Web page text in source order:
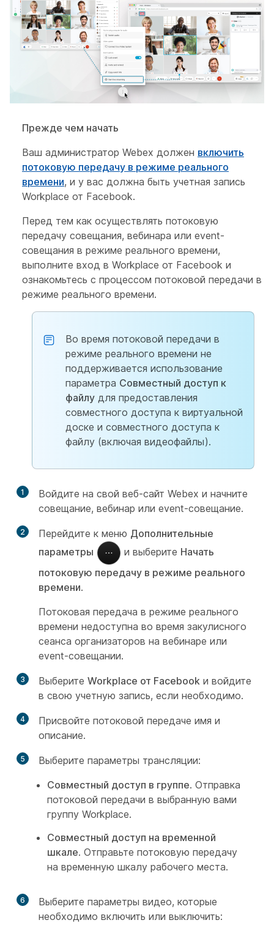
Прежде чем начать
Ваш администратор Webex должен включить
потоковую передачу в режиме реального
времени, и у вас должна быть учетная запись
Workplace от Facebook.
Перед тем как осуществлять потоковую
передачу совещания, вебинара или event-
совещания в режиме реального времени,
выполните вход в Workplace от Facebook и
ознакомьтесь с процессом потоковой передачи в
режиме реального времени.
Во время потоковой передачи в
режиме реального времени не
поддерживается использование
параметра Совместный доступ к
файлу для предоставления
совместного доступа к виртуальной
доске и совместного доступа к
файлу (включая видеофайлы).
1
Войдите на свой веб-сайт Webex и начните
совещание, вебинар или event-совещание.
2 Перейдите к меню Дополнительные
параметры
и выберите Начать
потоковую передачу в режиме реального
времени.
Потоковая передача в режиме реального
времени недоступна во время закулисного
сеанса организаторов на вебинаре или
event-совещании.
3 Выберите Workplace от Facebook и войдите
в свою учетную запись, если необходимо.
4
Присвойте потоковой передаче имя и
описание.
5
Выберите параметры трансляции:
Совместный доступ в группе. Отправка
потоковой передачи в выбранную вами
группу Workplace.
Совместный доступ на временной
шкале. Отправьте потоковую передачу
на временную шкалу рабочего места.
6
Выберите параметры видео, которые
необходимо включить или выключить: